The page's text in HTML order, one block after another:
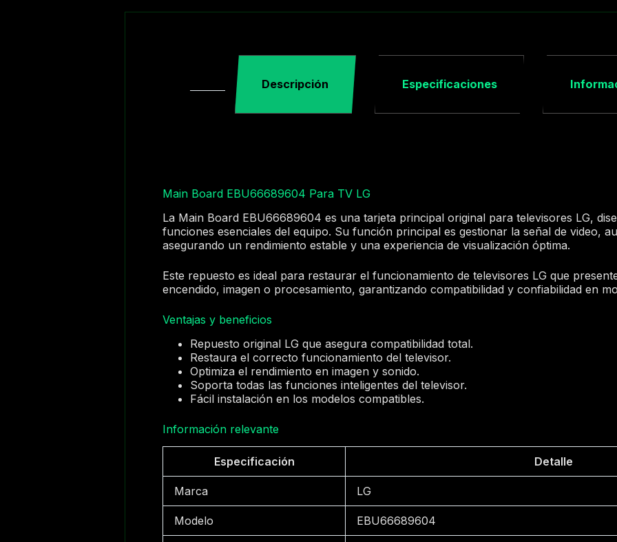
Descripción Especificaciones
Main Board EBU66689604 Para TV LG
La Main Board EBU66689604 es una tarjeta principal original para televisores LG,
funciones esenciales del equipo. Su función principal es gestionar la señal de video,
asegurando un rendimiento estable y una experiencia de visualización óptima.
Este repuesto es ideal para restaurar el funcionamiento de televisores LG que
encendido, imagen o procesamiento, garantizando compatibilidad y confiabilidad en
Ventajas y beneficios
Repuesto original LG que asegura compatibilidad total.
Restaura el correcto funcionamiento del televisor.
Optimiza el rendimiento en imagen y sonido.
Soporta todas las funciones inteligentes del televisor.
Fácil instalación en los modelos compatibles.
Información relevante
Especificación Detalle
Marca LG
Modelo EBU66689604